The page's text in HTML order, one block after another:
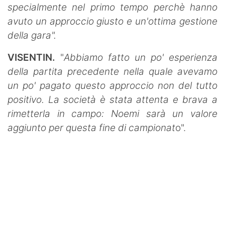
specialmente nel primo tempo perchè hanno
avuto un approccio giusto e un'ottima gestione
della gara".
VISENTIN. "Abbiamo fatto un po' esperienza
della partita precedente nella quale avevamo
un po' pagato questo approccio non del tutto
positivo. La società è stata attenta e brava a
rimetterla in campo: Noemi sarà un valore
aggiunto per questa fine di campionato".